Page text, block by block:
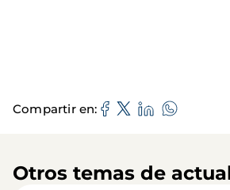
Compartir en
Otros temas de